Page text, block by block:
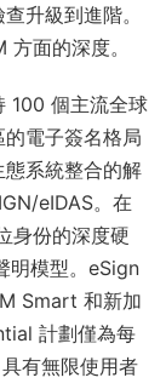
升級到進階。
面的深度。
100 個主流全球
電子簽名格局
系統整合的解
eIDAS。在
身份的深度硬
明模型。eSign
Smart 和新加
計劃僅為每
有無限使用者